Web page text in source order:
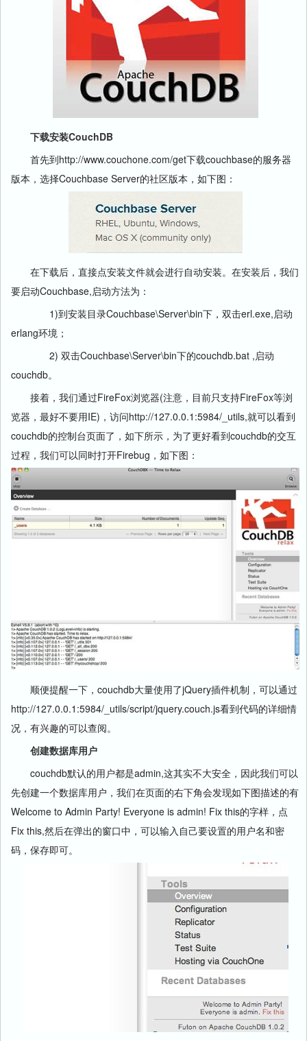
下载安装CouchDB
首先到http://www.couchone.com/get下载couchbase的服务器
版本，选择Couchbase Server的社区版本，如下图：
在下载后，直接点安装文件就会进行自动安装。在安装后，我们
要启动Couchbase,启动方法为：
1)到安装目录Couchbase\Server\bin下，双击erl.exe,启动
erlang环境；
2) 双击Couchbase\Server\bin下的couchdb.bat ,启动
couchdb。
接着，我们通过FireFox浏览器(注意，目前只支持FireFox等浏
览器，最好不要用IE)，访问http://127.0.0.1:5984/_utils,就可以看到
couchdb的控制台页面了，如下所示，为了更好看到couchdb的交互
过程，我们可以同时打开Firebug，如下图：
顺便提醒一下，couchdb大量使用了jQuery插件机制，可以通过
http://127.0.0.1:5984/_utils/script/jquery.couch.js看到代码的详细情
况，有兴趣的可以查阅。
创建数据库用户
couchdb默认的用户都是admin,这其实不大安全，因此我们可以
先创建一个数据库用户，我们在页面的右下角会发现如下图描述的有
Welcome to Admin Party! Everyone is admin! Fix this的字样，点
Fix this,然后在弹出的窗口中，可以输入自己要设置的用户名和密
码，保存即可。